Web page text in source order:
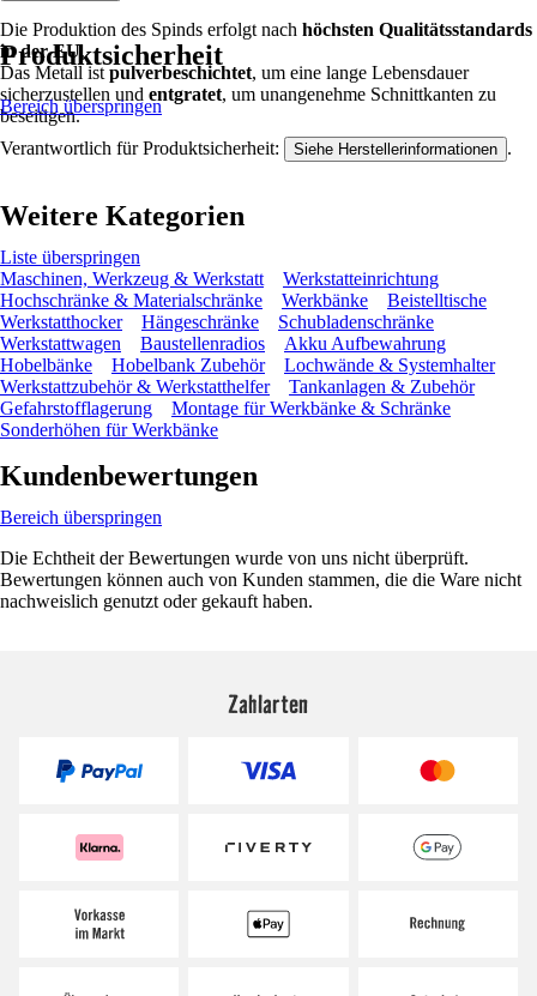
Die Produktion des Spinds erfolgt nach höchsten Qualitätsstandards
in der EU.
Das Metall ist pulverbeschichtet, um eine lange Lebensdauer
sicherzustellen und entgratet, um unangenehme Schnittkanten zu
beseitigen.
Produktsicherheit
Bereich überspringen
Verantwortlich für Produktsicherheit: Siehe Herstellerinformationen .
Weitere Kategorien
Liste überspringen
Maschinen, Werkzeug & Werkstatt
Werkstatteinrichtung
Hochschränke & Materialschränke
Werkbänke
Beistelltische
Werkstatthocker
Hängeschränke
Schubladenschränke
Werkstattwagen
Baustellenradios
Akku Aufbewahrung
Hobelbänke
Hobelbank Zubehör
Lochwände & Systemhalter
Werkstattzubehör & Werkstatthelfer
Tankanlagen & Zubehör
Gefahrstofflagerung
Montage für Werkbänke & Schränke
Sonderhöhen für Werkbänke
Kundenbewertungen
Bereich überspringen
Die Echtheit der Bewertungen wurde von uns nicht überprüft.
Bewertungen können auch von Kunden stammen, die die Ware nicht
nachweislich genutzt oder gekauft haben.
Zahlarten